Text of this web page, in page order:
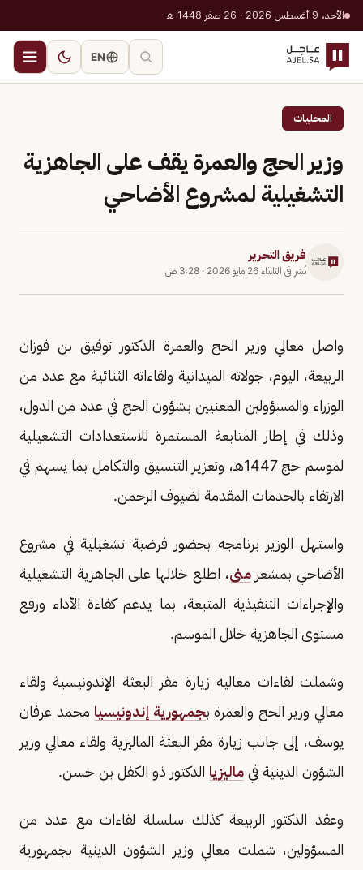
الأحد، 9 أغسطس 2026 · 26 صفر 1448 هـ
EN
المحليات
وزير الحج والعمرة يقف على الجاهزية
التشغيلية لمشروع الأضاحي
فريق التحرير
نُشر في الثلاثاء 26 مايو 2026 · 3:28 ص
واصل معالي وزير الحج والعمرة الدكتور توفيق بن فوزان
الربيعة، اليوم، جولاته الميدانية ولقاءاته الثنائية مع عدد من
الوزراء والمسؤولين المعنيين بشؤون الحج في عدد من الدول،
وذلك في إطار المتابعة المستمرة للاستعدادات التشغيلية
لموسم حج 1447هـ، وتعزيز التنسيق والتكامل بما يسهم في
الارتقاء بالخدمات المقدمة لضيوف الرحمن.
واستهل الوزير برنامجه بحضور فرضية تشغيلية في مشروع
الأضاحي بمشعرمنى، اطلع خلالها على الجاهزية التشغيلية
والإجراءات التنفيذية المتبعة، بما يدعم كفاءة الأداء ورفع
مستوى الجاهزية خلال الموسم.
وشملت لقاءات معاليه زيارة مقر البعثة الإندونيسية ولقاء
معالي وزير الحج والعمرة بجمهورية إندونيسيا محمد عرفان
يوسف، إلى جانب زيارة مقر البعثة الماليزية ولقاء معالي وزير
الشؤون الدينية في ماليزيا الدكتور ذو الكفل بن حسن.
وعقد الدكتور الربيعة كذلك سلسلة لقاءات مع عدد من
المسؤولين، شملت معالي وزير الشؤون الدينية بجمهورية